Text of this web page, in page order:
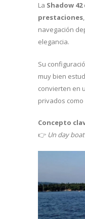
La Shadow 42
prestaciones
navegación
elegancia.
Su
muy bien
convierten en
privados
Concepto
👉 Un day